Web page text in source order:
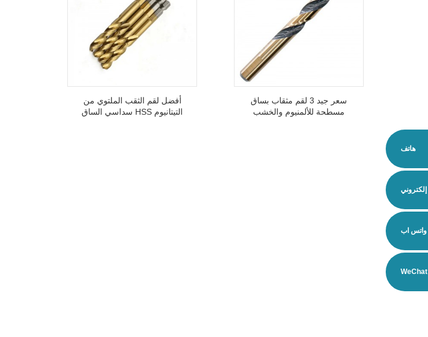
سعر جيد 3 لقم مثقاب بساق
مسطحة للألمنيوم والخشب
أفضل لقم الثقب الملتوي من
التيتانيوم HSS سداسي الساق
هاتف
إلكتروني
واتس اب
WeChat